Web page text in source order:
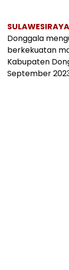
Donggala
berkekuatan
Kabupaten
September